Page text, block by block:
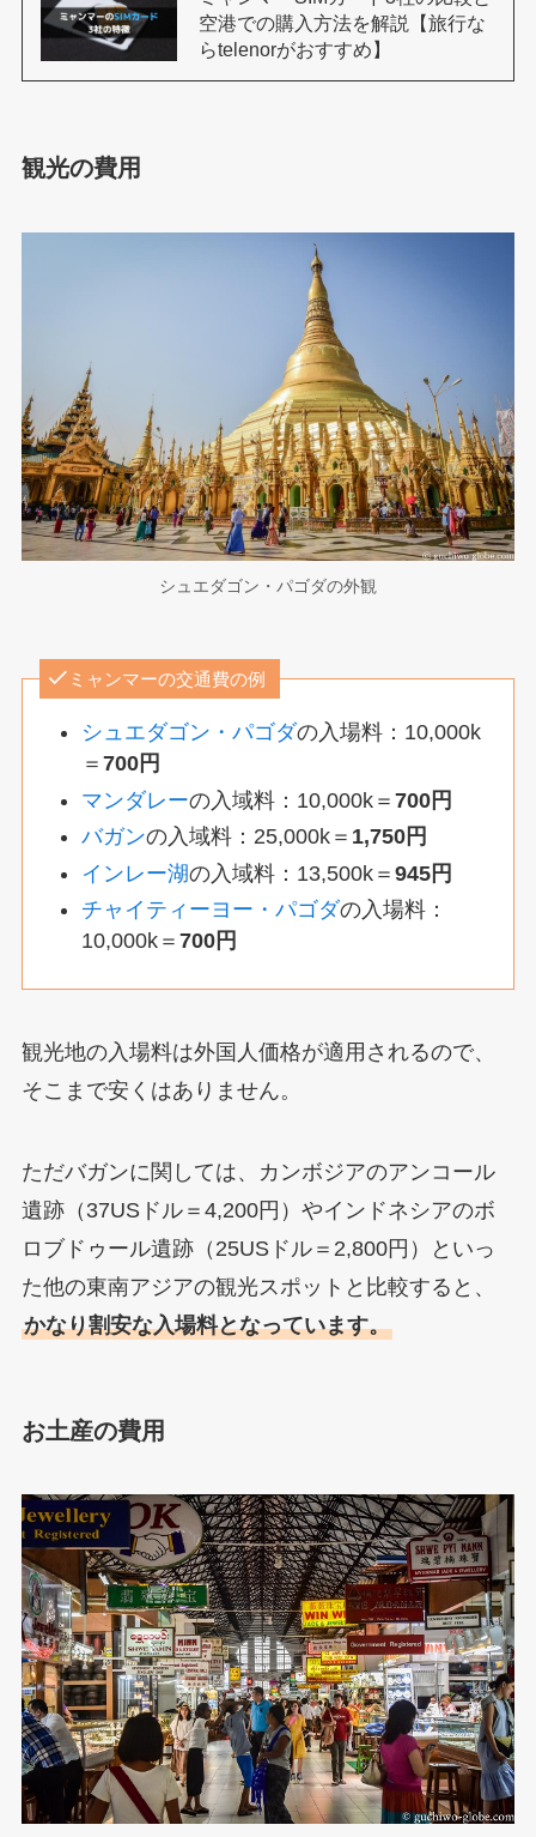
空港での購入方法を解説【旅行な
らtelenorがおすすめ】
観光の費用
シュエダゴン・パゴダの外観
ミャンマーの交通費の例
シュエダゴン・パゴダの入場料：10,000k
＝700円
マンダレーの入域料：10,000k＝700円
バガンの入域料：25,000k＝ 1,750円
インレー湖の入域料：13,500k＝945円
チャイティーヨー・パゴダの入場料：
10,000k＝700円
観光地の入場料は外国人価格が適用されるので、
そこまで安くはありません。
ただバガンに関しては、カンボジアのアンコール
遺跡（37USドル＝4,200円）やインドネシアのボ
ロブドゥール遺跡（25USドル＝2,800円）といっ
た他の東南アジアの観光スポットと比較すると、
かなり割安な入場料となっています。
お土産の費用